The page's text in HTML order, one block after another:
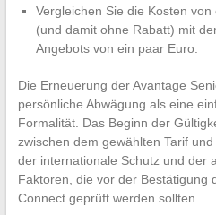
Vergleichen Sie die Kosten
(und damit ohne Rabatt) mit
Angebots von ein paar Euro.
Die Erneuerung der Avantage
persönliche Abwägung als eine
Formalität. Das Beginn der
zwischen dem gewählten Tarif
der internationale Schutz und der
Faktoren, die vor der Bestätigung
Connect geprüft werden sollten.